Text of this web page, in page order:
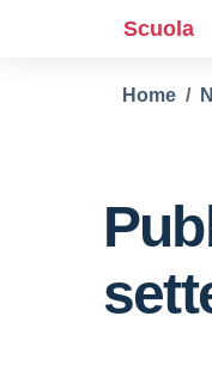
Scuola
Home